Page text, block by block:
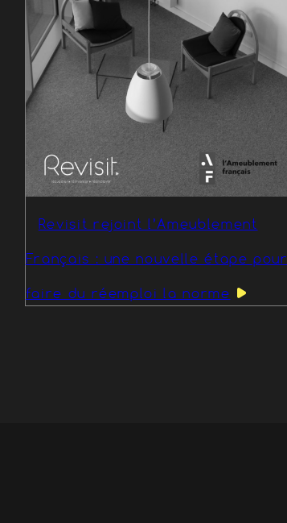
Revisit rejoint l’Ameublement
Français : une nouvelle étape pour
faire du réemploi la norme